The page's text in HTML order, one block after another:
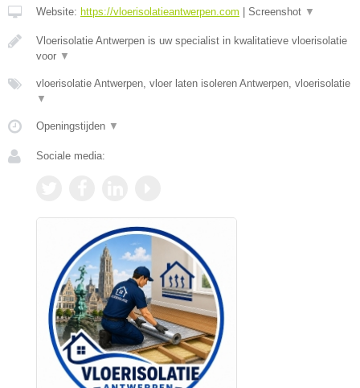
Website: https://vloerisolatieantwerpen.com Screenshot ▼
Vloerisolatie Antwerpen is uw specialist in kwalitatieve vloerisolatie
voor ▼
vloerisolatie Antwerpen, vloer laten isoleren Antwerpen, vloerisolatie
▼
Openingstijden ▼
Sociale media: